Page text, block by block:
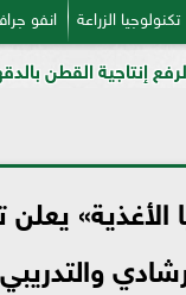
تكنولوجيا الزراعة انفو
بالدقهلية
الأغذية»